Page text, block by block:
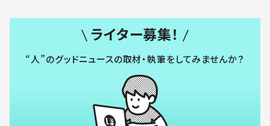
ライター募集！
“人”のグッドニュースの取材・執筆をしてみませんか？